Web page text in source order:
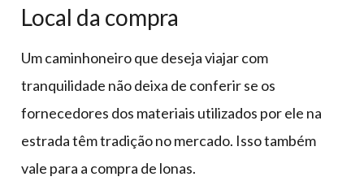
Local da compra
Um caminhoneiro que deseja viajar com
tranquilidade não deixa de conferir se os
fornecedores dos materiais utilizados por ele na
estrada têm tradição no mercado. Isso também
vale para a compra de lonas.